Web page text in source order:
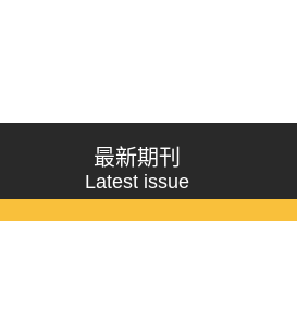
最新期刊
Latest issue